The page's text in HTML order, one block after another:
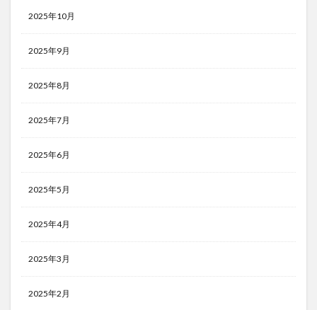
2025年10月
2025年9月
2025年8月
2025年7月
2025年6月
2025年5月
2025年4月
2025年3月
2025年2月